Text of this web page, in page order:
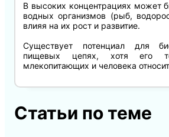
В высоких концентрациях может
водных организмов (рыб,
влияя на их рост и развитие.
Существует потенциал для
пищевых цепях, хотя его
млекопитающих и человека
Статьи по теме